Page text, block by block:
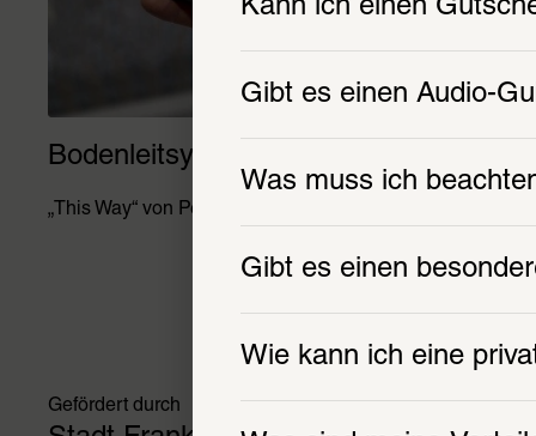
Bodenleitsystem
„This Way“ von Peter Schloss
Gefördert durch
Kann ich einen
Gibt es einen Audio-
Was muss ich
Gibt es einen
Wie kann ich eine